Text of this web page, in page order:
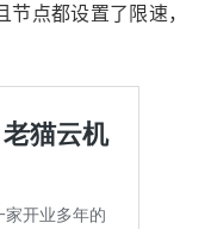
点都设置了限速，